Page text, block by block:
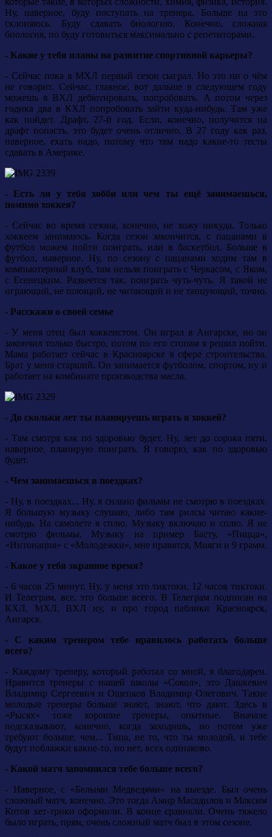
Ну, наверное, буду поступать на тренера. Больше на это
склоняюсь. Буду сдавать биологию. Конечно, сложная
биология, но буду готовиться максимально с репетиторами.
- Какие у тебя планы на развитие спортивной карьеры?
- Сейчас пока в МХЛ первый сезон сыграл. Но это ни о чём
не говорит. Сейчас, главное, вот дальше в следующем году
можешь в ВХЛ дебютировать, попробовать. А потом через
годика два в КХЛ попробовать зайти куда-нибудь. Там уже
как пойдет. Драфт, 27-й год. Если, конечно, получится на
драфт попасть, это будет очень отлично. В 27 году как раз,
наверное, ехать надо, потому что там надо какие-то тесты
сдавать в Америке.
- Есть ли у тебя хобби или чем ты ещё занимаешься,
помимо хоккея?
- Сейчас во время сезона, конечно, не хожу никуда. Только
хоккеем занимаюсь. Когда сезон закончится, с пацанами в
футбол можем пойти поиграть, или в баскетбол. Больше в
футбол, наверное. Ну, по сезону с пацанами ходим там в
компьютерный клуб, там нельзя поиграть с Черкасом, с Яком,
с Есенецким. Развеется так, поиграть чуть-чуть. Я такой не
играющий, не поющий, не читающий и не танцующий, точно.
- Расскажи о своей семье
- У меня отец был хоккеистом. Он играл в Ангарске, но он
закончил только быстро, потом по его стопам я решил пойти.
Мама работает сейчас в Красноярске в сфере строительства.
Брат у меня старший. Он занимается футболом, спортом, ну и
работает на комбинате производства масла.
- До скольки лет ты планируешь играть в хоккей?
- Там смотря как по здоровью будет. Ну, лет до сорока пяти,
наверное, планирую поиграть. Я говорю, как по здоровью
будет.
- Чем занимаешься в поездках?
- Ну, в поездках... Ну, я сильно фильмы не смотрю в поездках.
Я большую музыку слушаю, либо там рилсы читаю какие-
нибудь. На самолете я сплю. Музыку включаю и сплю. Я не
смотрю фильмы. Музыку на пример Басту, «Пицца»,
«Интонация» с «Молодежки», мне нравятся, Мияги и 9 грамм.
- Какое у тебя экранное время?
- 6 часов 25 минут. Ну, у меня это тиктоки, 12 часов тиктоки.
И Телеграм, все, это больше всего. В Телеграм подписан на
КХЛ, МХЛ, ВХЛ ну, и про город паблики Красноярск,
Ангарск.
- С каким тренером тебе нравилось работать больше
всего?
- Каждому тренеру, который работал со мной, я благодарен.
Нравится тренеры с нашей школы «Сокол», это Дашкевич
Владимир Сергеевич и Ощепков Владимир Олегович. Такие
молодые тренеры больше знают, знают, что дают. Здесь в
«Рысях» тоже хорошие тренеры, опытные. Вначале
подсказывают, конечно, когда заходишь, но потом уже
требуют больше, чем... Типа, не то, что ты молодой, и тебе
будут поблажки какие-то, но нет, всех одинаково.
- Какой матч запомнился тебе больше всего?
- Наверное, с «Белыми Медведями» на выезде. Был очень
сложный матч, конечно. Это тогда Амир Масадилов и Максим
Котов хет-трики оформили. В конце сравняли. Очень тяжело
было играть, прям, очень сложный матч был в этом сезоне.